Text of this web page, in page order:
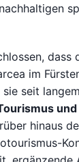
dass
im
seit
hinaus